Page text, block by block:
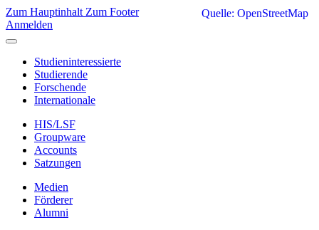
Zum Hauptinhalt Zum Footer
Anmelden
Studieninteressierte
Studierende
Forschende
Internationale
HIS/LSF
Groupware
Accounts
Satzungen
Medien
Förderer
Alumni
Quelle: OpenStreetMap